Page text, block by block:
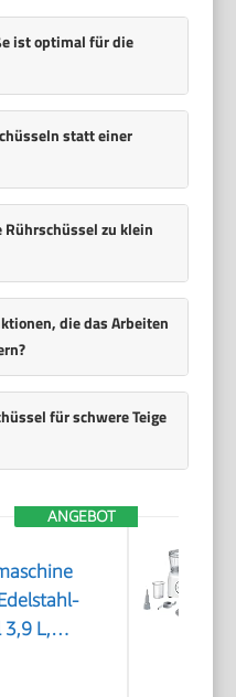
ist optimal für die
statt einer
zu klein
die das Arbeiten
für schwere Teige
ANGEBOT
3,9 L,